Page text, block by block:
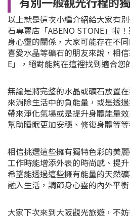
以上就是這次小編介紹給大家有
石專賣店「ABENO STONE」啦
身心靈的關係，大家可能存在不
喜愛水晶等礦石的朋友來說，相
E」，絕對能夠在這裡找到適合
無論是將完整的水晶或礦石放置
來消除生活中的負能量，或是透
帶來淨化氣場或是提升身體能量
幫助睡眠更加安穩、修復身體等
相信挑選這些擁有獨特色彩的美
工作時能增添外表的時尚感、提
希望能透過這些擁有能量的天然
融入生活，調節身心靈的內外平衡
大家下次來到大阪觀光旅遊，不